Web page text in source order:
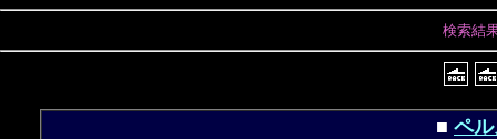
検索結
■ ペ